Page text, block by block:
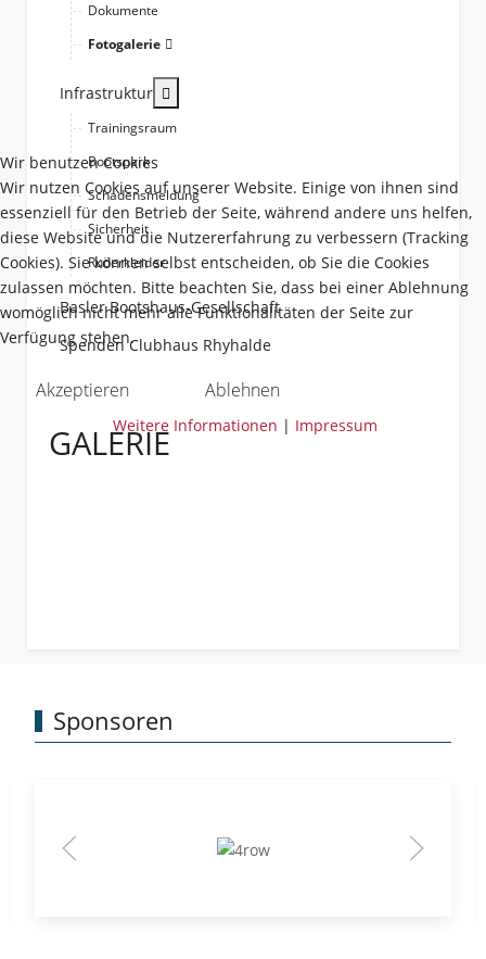
Dokumente
Fotogalerie
Infrastruktur
Trainingsraum
Bootspark
Schadensmeldung
Sicherheit
Ruderkleider
Basler Bootshaus-Gesellschaft
Spenden Clubhaus Rhyhalde
GALERIE
Sponsoren
Wir benutzen Cookies
Wir nutzen Cookies auf unserer Website. Einige von ihnen sind
essenziell für den Betrieb der Seite, während andere uns helfen,
diese Website und die Nutzererfahrung zu verbessern (Tracking
Cookies). Sie können selbst entscheiden, ob Sie die Cookies
zulassen möchten. Bitte beachten Sie, dass bei einer Ablehnung
womöglich nicht mehr alle Funktionalitäten der Seite zur
Verfügung stehen.
Akzeptieren Ablehnen
Weitere Informationen | Impressum